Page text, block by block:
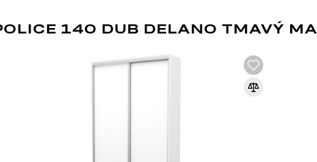
Moderní směr, který je ideální pro studiové byty
zahrnuje volné uspořádání, bez příček,
140 DUB DELANO TMAVÝ